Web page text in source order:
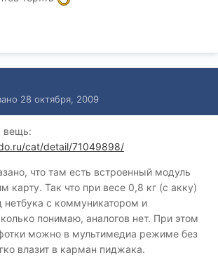
28 октября, 2009
вещь:
cat/detail/71049898/
что там есть встроенный модуль
карту. Так что при весе 0,8 кг (с акку)
нетбука с коммуникатором и
понимаю, аналогов нет. При этом
можно в мультимедиа режиме без
влазит в карман пиджака.